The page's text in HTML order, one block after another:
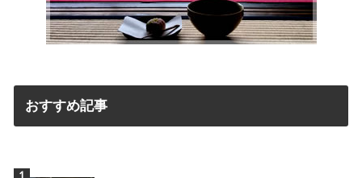
おすすめ記事